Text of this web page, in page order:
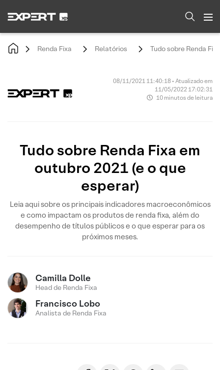
Renda Fixa Relatórios Tudo sobre Renda
08/11/2021 11:40:18 • Atualizado em
11/05/2022 17:02:31
10 minutos de leitura
Tudo sobre Renda Fixa em
outubro 2021 (e o que
esperar)
Leia aqui sobre os principais indicadores macroeconômicos
e como impactam os produtos de renda fixa, além do
desempenho de títulos públicos e o que esperar para os
próximos meses.
Camilla Dolle
Head de Renda Fixa
Francisco Lobo
Analista de Renda Fixa